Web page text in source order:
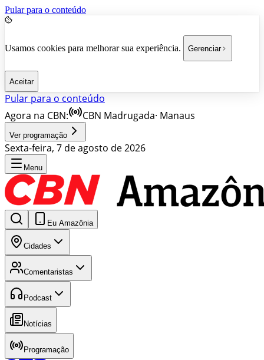
Pular para o conteúdo
Usamos cookies para melhorar sua experiência. Gerenciar
Aceitar
Pular para o conteúdo
Agora na CBN:
CBN Madrugada· Manaus
Ver programação
Sexta-feira, 7 de agosto de 2026
Menu
Eu Amazônia
Cidades
Comentaristas
Podcast
Notícias
Programação